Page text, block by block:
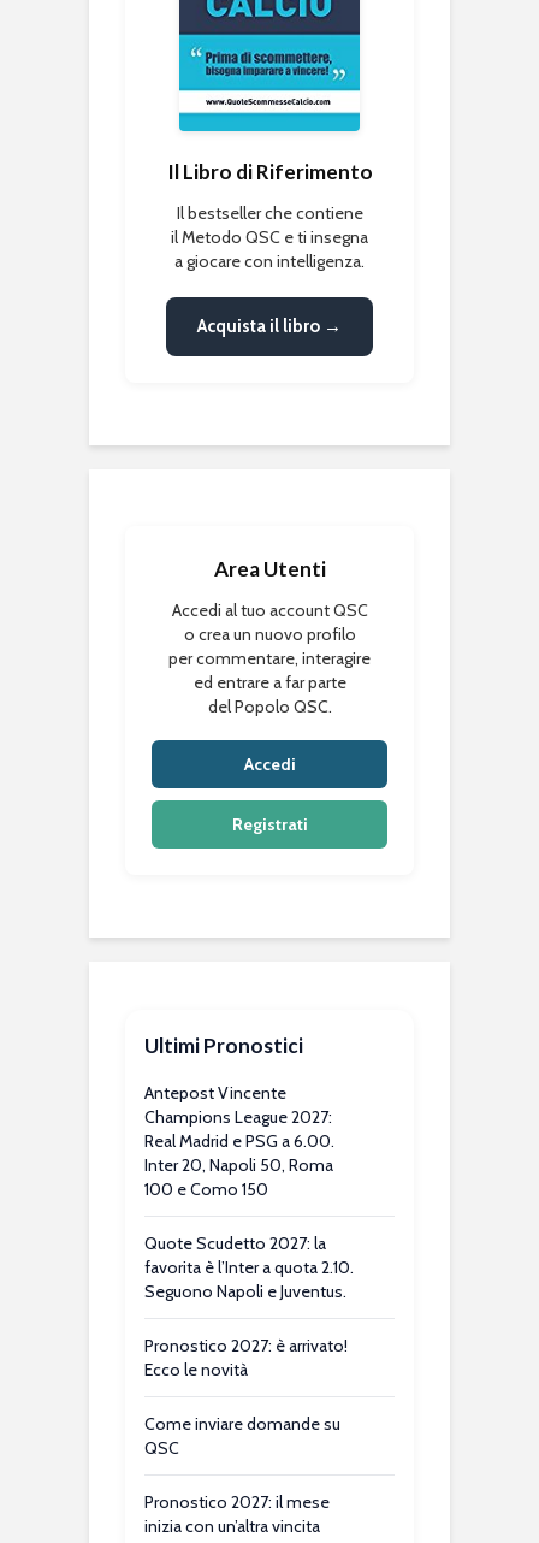
Il Libro di Riferimento
Il bestseller che contiene
il Metodo QSC e ti insegna
a giocare con intelligenza.
Acquista il libro →
Area Utenti
Accedi al tuo account QSC
o crea un nuovo profilo
per commentare, interagire
ed entrare a far parte
del Popolo QSC.
Accedi
Registrati
Ultimi Pronostici
Antepost Vincente
Champions League 2027:
Real Madrid e PSG a 6.00.
Inter 20, Napoli 50, Roma
100 e Como 150
Quote Scudetto 2027: la
favorita è l’Inter a quota 2.10.
Seguono Napoli e Juventus.
Pronostico 2027: è arrivato!
Ecco le novità
Come inviare domande su
QSC
Pronostico 2027: il mese
inizia con un’altra vincita